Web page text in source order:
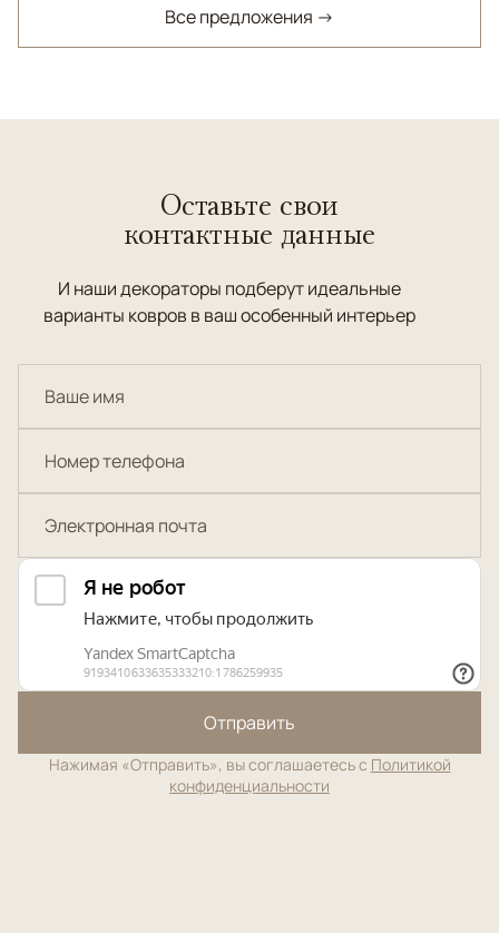
Все предложения →
Оставьте свои
контактные данные
И наши декораторы подберут идеальные
варианты ковров в ваш особенный интерьер
Отправить
Нажимая «Отправить», вы соглашаетесь с Политикой
конфиденциальности